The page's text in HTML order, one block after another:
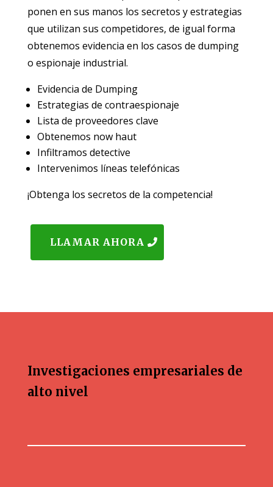
ponen en sus manos los secretos y estrategias
que utilizan sus competidores, de igual forma
obtenemos evidencia en los casos de dumping
o espionaje industrial.
Evidencia de Dumping
Estrategias de contraespionaje
Lista de proveedores clave
Obtenemos now haut
Infiltramos detective
Intervenimos líneas telefónicas
¡Obtenga los secretos de la competencia!
LLAMAR AHORA
Investigaciones empresariales de
alto nivel